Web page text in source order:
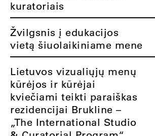
kuratoriais
Žvilgsnis į edukacijos
vietą šiuolaikiniame mene
Lietuvos vizualiųjų menų
kūrėjos ir kūrėjai
kviečiami teikti paraiškas
rezidencijai Brukline –
„The International Studio